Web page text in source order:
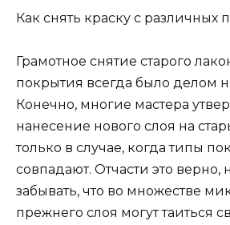
Как снять краску с различных
Грамотное снятие старого
покрытия всегда было делом
Конечно, многие мастера
нанесение нового слоя на
только в случае, когда типы
совпадают. Отчасти это верно,
забывать, что во множестве
прежнего слоя могут таиться